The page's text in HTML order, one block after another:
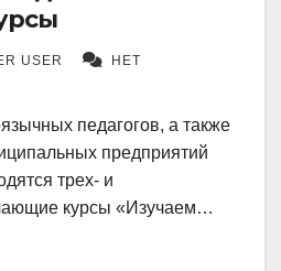
USER
НЕТ
педагогов, а также
предприятий
трех- и
курсы «Изучаем…